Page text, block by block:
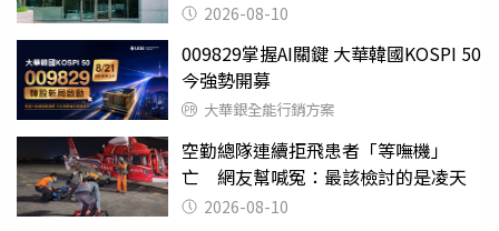
2026-08-10
009829掌握AI關鍵 大華韓國KOSPI 50
今強勢開募
大華銀全能行銷方案
空勤總隊連續拒飛患者「等嘸機」
亡 網友幫喊冤：最該檢討的是凌天
2026-08-10